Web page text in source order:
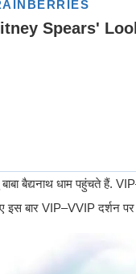
बाबा बैद्यनाथ धाम पहुंचते
बार VIP–VVIP दर्शन पर